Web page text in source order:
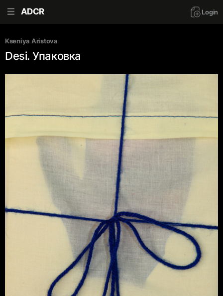
ADCR Login
Kseniya Aristova
Desi. Упаковка